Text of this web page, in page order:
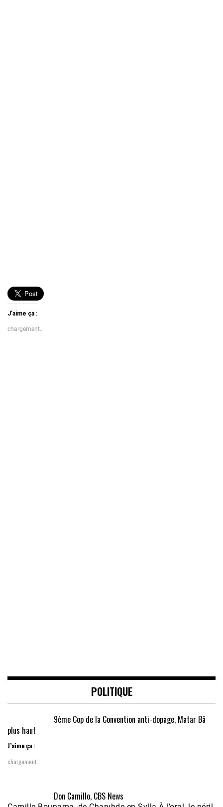
J’aime ça :
chargement…
POLITIQUE
9ème Cop de la Convention anti-dopage, Matar Bâ
plus haut
J’aime ça :
chargement…
Don Camillo, CBS News